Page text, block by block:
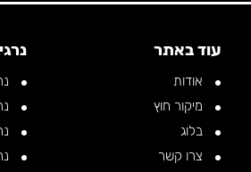
עוד באתר
אודות
מיקור חוץ
בלוג
צרו קשר